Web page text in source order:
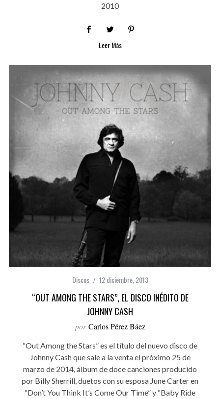
2010
Leer Más
Discos 12 diciembre, 2013
“OUT AMONG THE STARS”, EL DISCO INÉDITO DE
JOHNNY CASH
por Carlos Pérez Báez
“Out Among the Stars” es el título del nuevo disco de
Johnny Cash que sale a la venta el próximo 25 de
marzo de 2014, álbum de doce canciones producido
por Billy Sherrill, duetos con su esposa June Carter en
“Don’t You Think It’s Come Our Time” y “Baby Ride